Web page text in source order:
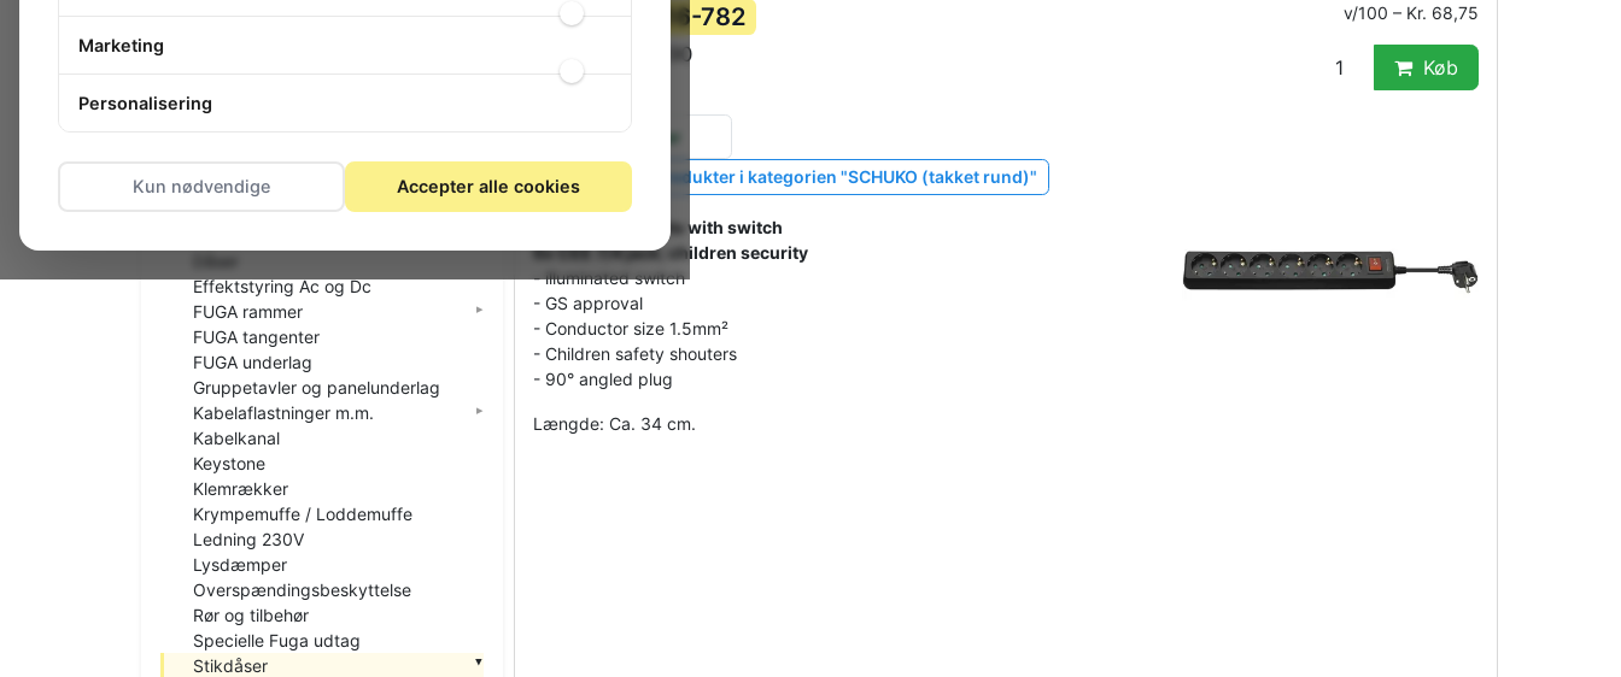
Varenummer: 116-782
W51290
Vægt:
på lager
Vis lignende produkter i kategorien "SCHUKO (takket rund)"
AC power sockets with switch
6x CEE 7/4 jack; children security
- illuminated switch
- GS approval
- Conductor size 1.5mm²
- Children safety shouters
- 90° angled plug
Længde: Ca. 34 cm.
v/100 – Kr. 68,75
Køb
Computerudstyr
El-materiel (installation)
Afbryder / Stikkontakt, 230V
Afdækning og dæksler
Effektstyring Ac og Dc
FUGA rammer
FUGA tangenter
FUGA underlag
Gruppetavler og panelunderlag
Kabelaflastninger m.m.
Kabelkanal
Keystone
Klemrækker
Krympemuffe / Loddemuffe
Ledning 230V
Lysdæmper
Overspændingsbeskyttelse
Rør og tilbehør
Specielle Fuga udtag
Stikdåser
Marketing
Personalisering
Kun nødvendige Accepter alle cookies